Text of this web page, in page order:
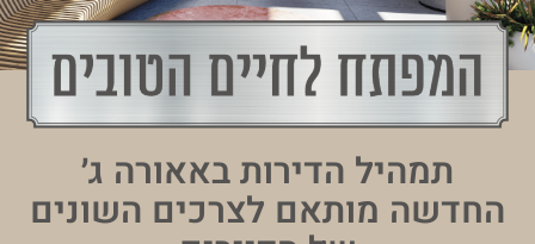
הדירות באאורה ג׳
מותאם לצרכים השונים